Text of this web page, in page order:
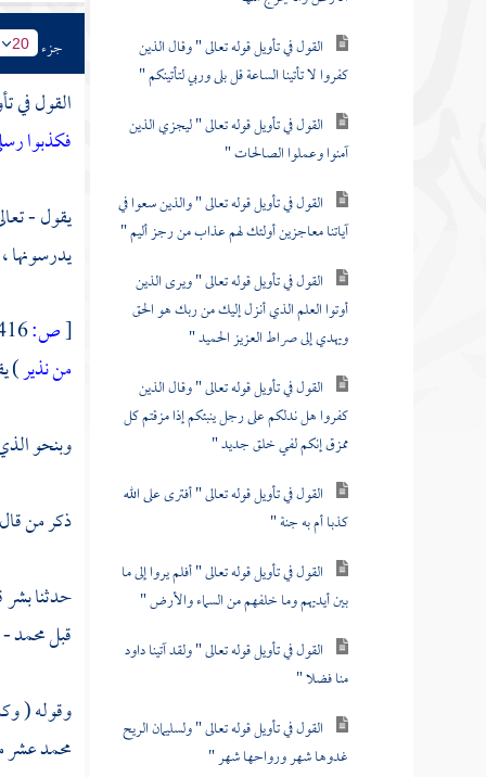
القول في تأويل قوله تعالى " وقال الذين
كفروا لا تأتينا الساعة قل بلى وربي لتأتينكم "
القول في تأويل قوله تعالى " ليجزي الذين
آمنوا وعملوا الصالحات "
القول في تأويل قوله تعالى " والذين سعوا في
آياتنا معاجزين أولئك لهم عذاب من رجز أليم "
القول في تأويل قوله تعالى " ويرى الذين
أوتوا العلم الذي أنزل إليك من ربك هو الحق
ويهدي إلى صراط العزيز الحميد "
القول في تأويل قوله تعالى " وقال الذين
كفروا هل ندلكم على رجل ينبئكم إذا مزقتم كل
ممزق إنكم لفي خلق جديد "
القول في تأويل قوله تعالى " أفترى على الله
كذبا أم به جنة "
القول في تأويل قوله تعالى " أفلم يروا إلى ما
بين أيديهم وما خلفهم من السماء والأرض "
القول في تأويل قوله تعالى " ولقد آتينا داود
منا فضلا "
القول في تأويل قوله تعالى " ولسليمان الريح
غدوها شهر ورواحها شهر "
جزء 20
القول في
فكذبوا
يقول -
يدرسونها
[ص:416 ]
من نذير)
وبنحو
ذكر من
حدثنابشر
قبلمحمد-
وقوله (
محمدعشر